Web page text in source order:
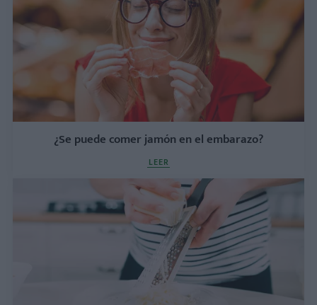
¿Se puede comer jamón en el embarazo?
LEER